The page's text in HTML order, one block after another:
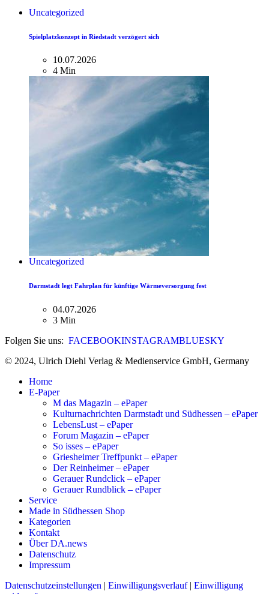
Uncategorized
Spielplatzkonzept in Riedstadt verzögert sich
10.07.2026
4 Min
Uncategorized
Darmstadt legt Fahrplan für künftige Wärmeversorgung fest
04.07.2026
3 Min
Folgen Sie uns: FACEBOOKINSTAGRAMBLUESKY
© 2024, Ulrich Diehl Verlag & Medienservice GmbH, Germany
Home
E-Paper
M das Magazin – ePaper
Kulturnachrichten Darmstadt und Südhessen – ePaper
LebensLust – ePaper
Forum Magazin – ePaper
So isses – ePaper
Griesheimer Treffpunkt – ePaper
Der Reinheimer – ePaper
Gerauer Rundclick – ePaper
Gerauer Rundblick – ePaper
Service
Made in Südhessen Shop
Kategorien
Kontakt
Über DA.news
Datenschutz
Impressum
Datenschutzeinstellungen | Einwilligungsverlauf| Einwilligung